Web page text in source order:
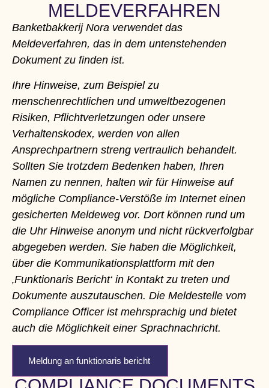
MELDEVERFAHREN
Banketbakkerij Nora verwendet das
Meldeverfahren, das in dem untenstehenden
Dokument zu finden ist.
Ihre Hinweise, zum Beispiel zu
menschenrechtlichen und umweltbezogenen
Risiken, Pflichtverletzungen oder unsere
Verhaltenskodex, werden von allen
Ansprechpartnern streng vertraulich behandelt.
Sollten Sie trotzdem Bedenken haben, Ihren
Namen zu nennen, halten wir für Hinweise auf
mögliche Compliance-Verstöße im Internet einen
gesicherten Meldeweg vor. Dort können rund um
die Uhr Hinweise anonym und nicht rückverfolgbar
abgegeben werden. Sie haben die Möglichkeit,
über die Kommunikationsplattform mit den
‚Funktionaris Bericht‘ in Kontakt zu treten und
Dokumente auszutauschen. Die Meldestelle vom
Compliance Officer ist mehrsprachig und bietet
auch die Möglichkeit einer Sprachnachricht.
Meldung an funktionaris bericht